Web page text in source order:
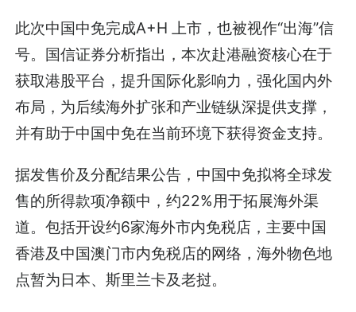
此次中国中免完成A+H 上市，也被视作“出海”信
号。国信证券分析指出，本次赴港融资核心在于
获取港股平台，提升国际化影响力，强化国内外
布局，为后续海外扩张和产业链纵深提供支撑，
并有助于中国中免在当前环境下获得资金支持。
据发售价及分配结果公告，中国中免拟将全球发
售的所得款项净额中，约22%用于拓展海外渠
道。包括开设约6家海外市内免税店，主要中国
香港及中国澳门市内免税店的网络，海外物色地
点暂为日本、斯里兰卡及老挝。